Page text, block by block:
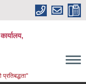
प्रतिबद्धता"